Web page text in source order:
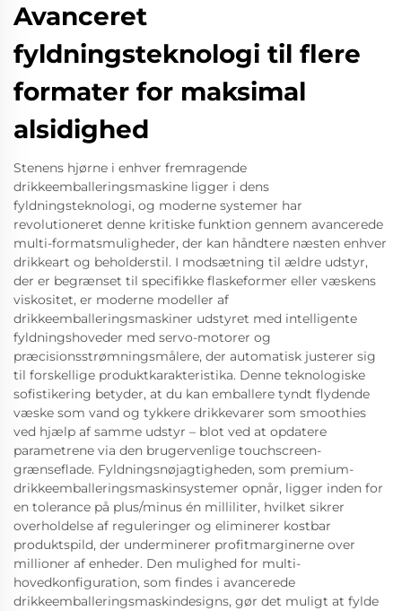
Avanceret
fyldningsteknologi til flere
formater for maksimal
alsidighed
Stenens hjørne i enhver fremragende
drikkeemballeringsmaskine ligger i dens
fyldningsteknologi, og moderne systemer har
revolutioneret denne kritiske funktion gennem avancerede
multi-formatsmuligheder, der kan håndtere næsten enhver
drikkeart og beholderstil. I modsætning til ældre udstyr,
der er begrænset til specifikke flaskeformer eller væskens
viskositet, er moderne modeller af
drikkeemballeringsmaskiner udstyret med intelligente
fyldningshoveder med servo-motorer og
præcisionsstrømningsmålere, der automatisk justerer sig
til forskellige produktkarakteristika. Denne teknologiske
sofistikering betyder, at du kan emballere tyndt flydende
væske som vand og tykkere drikkevarer som smoothies
ved hjælp af samme udstyr – blot ved at opdatere
parametrene via den brugervenlige touchscreen-
grænseflade. Fyldningsnøjagtigheden, som premium-
drikkeemballeringsmaskinsystemer opnår, ligger inden for
en tolerance på plus/minus én milliliter, hvilket sikrer
overholdelse af reguleringer og eliminerer kostbar
produktspild, der underminerer profitmarginerne over
millioner af enheder. Den mulighed for multi-
hovedkonfiguration, som findes i avancerede
drikkeemballeringsmaskindesigns, gør det muligt at fylde